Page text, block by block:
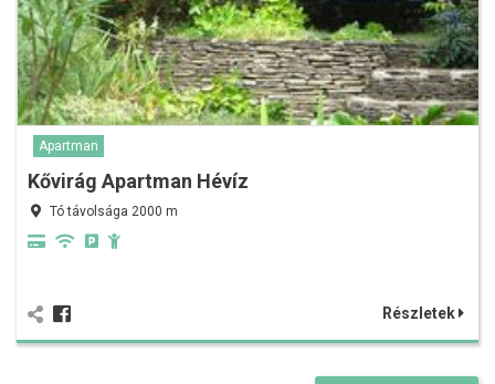
Apartman
Kővirág Apartman Hévíz
Tó távolsága 2000 m
Részletek